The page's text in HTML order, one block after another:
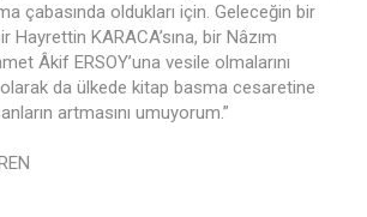
çabasında oldukları için. Geleceğin bir
Hayrettin KARACA’sına, bir Nâzım
Âkif ERSOY’una vesile olmalarını
da ülkede kitap basma cesaretine
artmasını umuyorum.”